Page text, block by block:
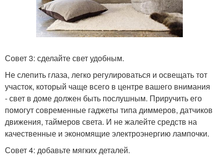
Совет 3: сделайте свет удобным.
Не слепить глаза, легко регулироваться и освещать тот
участок, который чаще всего в центре вашего внимания
- свет в доме должен быть послушным. Приручить его
помогут современные гаджеты типа диммеров, датчиков
движения, таймеров света. И не жалейте средств на
качественные и экономящие электроэнергию лампочки.
Совет 4: добавьте мягких деталей.